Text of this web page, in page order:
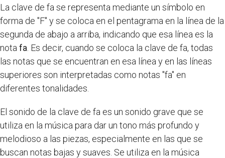
La clave de fa se representa mediante un símbolo en
forma de "F" y se coloca en el pentagrama en la línea de la
segunda de abajo a arriba, indicando que esa línea es la
nota fa . Es decir, cuando se coloca la clave de fa, todas
las notas que se encuentran en esa línea y en las líneas
superiores son interpretadas como notas "fa" en
diferentes tonalidades.
El sonido de la clave de fa es un sonido grave que se
utiliza en la música para dar un tono más profundo y
melodioso a las piezas, especialmente en las que se
buscan notas bajas y suaves. Se utiliza en la música